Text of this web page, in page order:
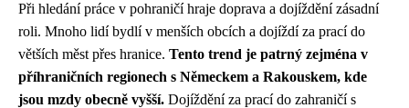
Při hledání práce v pohraničí hraje doprava a dojíždění zásadní
roli. Mnoho lidí bydlí v menších obcích a dojíždí za prací do
větších měst přes hranice. Tento trend je patrný zejména v
příhraničních regionech s Německem a Rakouskem, kde
jsou mzdy obecně vyšší. Dojíždění za prací do zahraničí s